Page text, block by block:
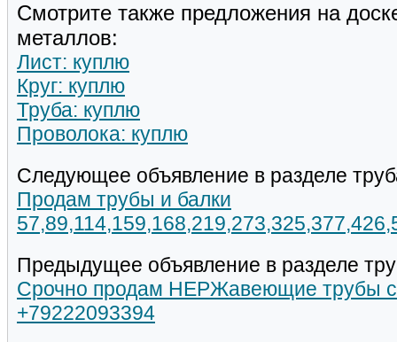
Смотрите также предложения на
металлов:
Лист: куплю
Круг: куплю
Труба: куплю
Проволока: куплю
Следующее объявление в разделе
Продам трубы и балки
Предыдущее объявление в разделе
Срочно продам НЕРЖавеющие трубы
+79222093394